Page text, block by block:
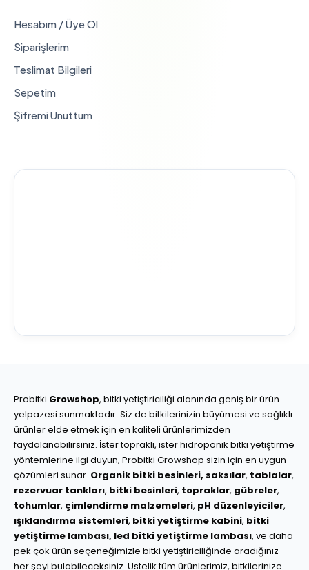
Hesabım / Üye Ol
Siparişlerim
Teslimat Bilgileri
Sepetim
Şifremi Unuttum
Probitki Growshop, bitki yetiştiriciliği alanında geniş bir ürün
yelpazesi sunmaktadır. Siz de bitkilerinizin büyümesi ve sağlıklı
ürünler elde etmek için en kaliteli ürünlerimizden
faydalanabilirsiniz. İster topraklı, ister hidroponik bitki yetiştirme
yöntemlerine ilgi duyun, Probitki Growshop sizin için en uygun
çözümleri sunar. Organik bitki besinleri, saksılar, tablalar,
rezervuar tankları, bitki besinleri, topraklar, gübreler,
tohumlar, çimlendirme malzemeleri, pH düzenleyiciler,
ışıklandırma sistemleri, bitki yetiştirme kabini, bitki
yetiştirme lambası, led bitki yetiştirme lambası, ve daha
pek çok ürün seçeneğimizle bitki yetiştiriciliğinde aradığınız
her şeyi bulabileceksiniz. Üstelik tüm ürünlerimiz, bitkilerinize